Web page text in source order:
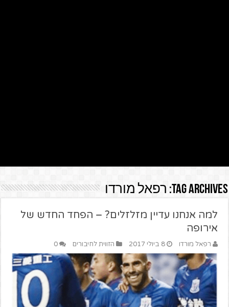
Tag Archives: רפאל מורדו
למה אנחנו עדיין מזלזלים? – הפחד החדש של
אירופה
רפאל מורדו 8 ביולי 2017 הזווית לחיבורים 0